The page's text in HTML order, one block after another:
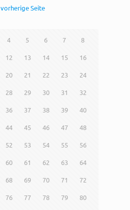
vorherige Seite
4 5 6 7 8
12 13 14 15 16
20 21 22 23 24
28 29 30 31 32
36 37 38 39 40
44 45 46 47 48
52 53 54 55 56
60 61 62 63 64
68 69 70 71 72
76 77 78 79 80